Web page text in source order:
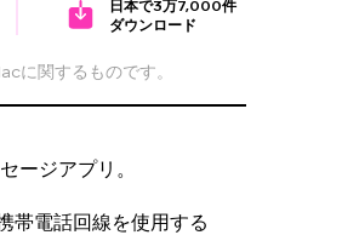
日本で3万7,000件
ダウンロード
に関するものです。
ージアプリ。
帯電話回線を使用する